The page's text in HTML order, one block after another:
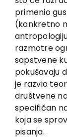
primenio
(konkretno
razmotre
sopstvene
pokušavaju
je razvio
društvene
specifičan
koja se
pisanja.